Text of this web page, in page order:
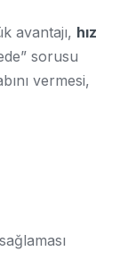
avantajı, hız
sorusu
vermesi,